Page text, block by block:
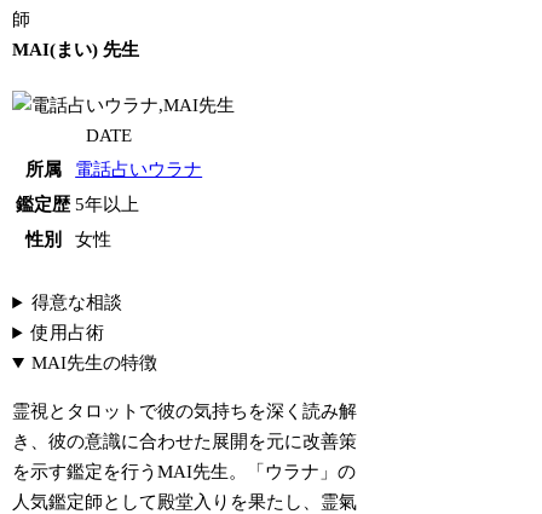
師
MAI(まい) 先生
DATE
所属
電話占いウラナ
鑑定歴 5年以上
性別
女性
得意な相談
使用占術
MAI先生の特徴
霊視とタロットで彼の気持ちを深く読み解
き、彼の意識に合わせた展開を元に改善策
を示す鑑定を行うMAI先生。「ウラナ」の
人気鑑定師として殿堂入りを果たし、霊氣